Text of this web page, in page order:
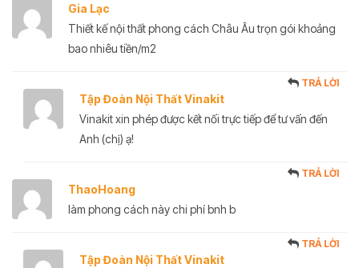
Gia Lạc
Thiết kế nội thất phong cách Châu Âu trọn gói khoảng
bao nhiêu tiền/m2
Tập Đoàn Nội Thất Vinakit
TRẢ LỜI
Vinakit xin phép được kết nối trực tiếp để tư vấn đến
Anh (chị) ạ!
ThaoHoang
TRẢ LỜI
làm phong cách này chi phí bnh b
Tập Đoàn Nội Thất Vinakit
TRẢ LỜI